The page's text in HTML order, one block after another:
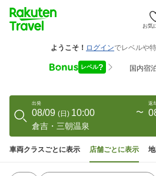
お気
出発
08/09 (日) 10:00 〜
返
倉吉・三朝温泉
車両クラスごとに表示 店舗ごとに表示